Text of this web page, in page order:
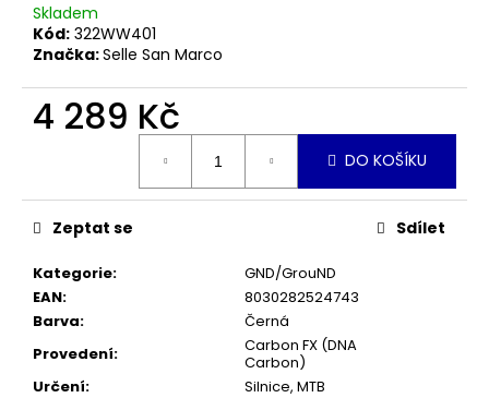
Skladem
Kód: 322WW401
Značka:Selle San Marco
4 289 Kč
DO KOŠÍKU
Kategorie:
GND/GrouND
EAN:
8030282524743
Barva:
Černá
Provedení:
Carbon FX (DNA
Carbon)
Určení:
Silnice, MTB
Zeptat se Sdílet
o
r
u
u
e
m
e